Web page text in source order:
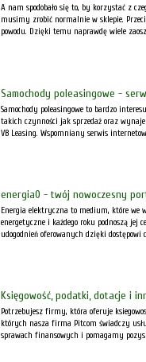
A nam spodobało się to, by korzystać z
musimy zrobić normalnie w sklepie.
powodu. Dzięki temu naprawdę wiele
Samochody poleasingowe -
Samochody poleasingowe to bardzo
takich czynności jak sprzedaż oraz
VB Leasing. Wspomniany serwis
energia0 - twój nowoczesny
Energia elektryczna to medium, które we
energetyczne i każdego roku podnoszą jej
udogodnień oferowanych dzięki dostępowi
Księgowość, podatki, dotacje i
Potrzebujesz firmy, która oferuje
których nasza firma Pitcom świadczy
sprawach finansowych i pomagamy